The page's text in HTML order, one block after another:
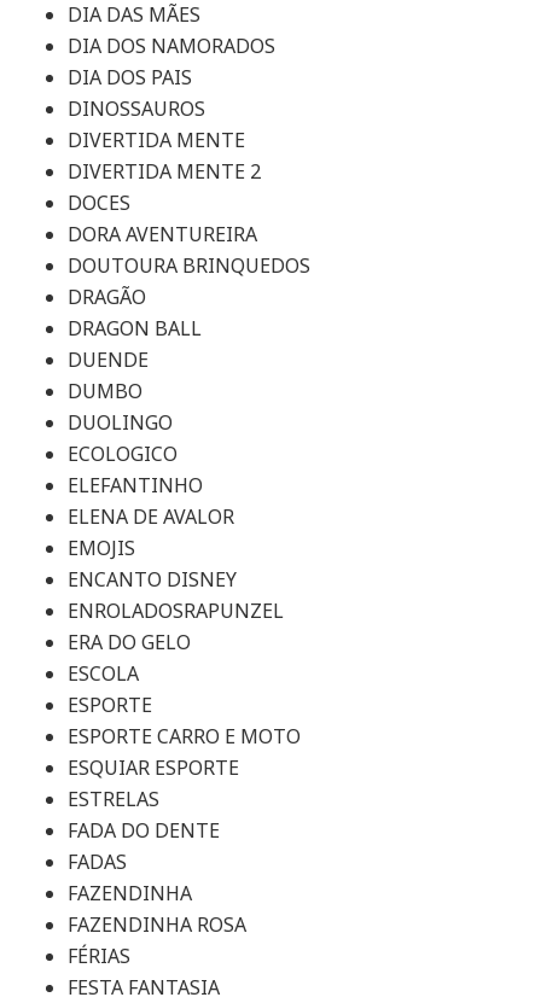
DIA DAS MÃES
DIA DOS NAMORADOS
DIA DOS PAIS
DINOSSAUROS
DIVERTIDA MENTE
DIVERTIDA MENTE 2
DOCES
DORA AVENTUREIRA
DOUTOURA BRINQUEDOS
DRAGÃO
DRAGON BALL
DUENDE
DUMBO
DUOLINGO
ECOLOGICO
ELEFANTINHO
ELENA DE AVALOR
EMOJIS
ENCANTO DISNEY
ENROLADOSRAPUNZEL
ERA DO GELO
ESCOLA
ESPORTE
ESPORTE CARRO E MOTO
ESQUIAR ESPORTE
ESTRELAS
FADA DO DENTE
FADAS
FAZENDINHA
FAZENDINHA ROSA
FÉRIAS
FESTA FANTASIA